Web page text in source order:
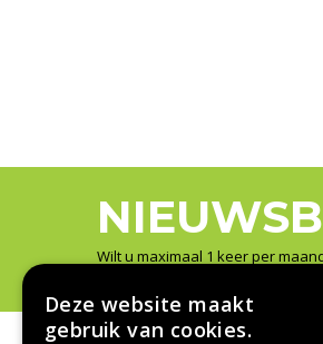
Wilt u maximaal 1 keer per
Wij slaan uw gegevens secuur
Deze website maakt
gebruik van cookies.